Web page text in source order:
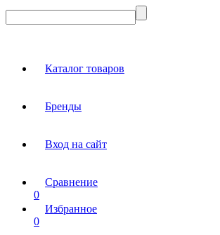
Каталог товаров
Бренды
Вход на сайт
Сравнение
0
Избранное
0